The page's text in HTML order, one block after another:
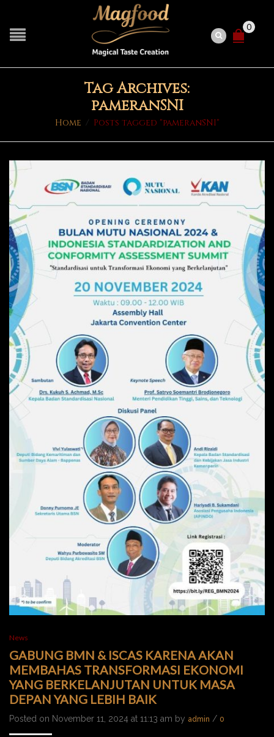
0
Tag Archives:
pameranSNI
Home / Posts tagged "pameranSNI"
News
GABUNG BMN & ISCAS KARENA AKAN
MEMBAHAS TRANSFORMASI EKONOMI
YANG BERKELANJUTAN UNTUK MASA
DEPAN YANG LEBIH BAIK
Posted on November 11, 2024 at 11:13 am by admin / 0